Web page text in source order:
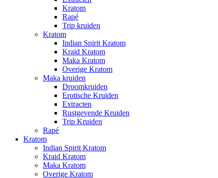
Kratom
Rapé
Trip kruiden
Kratom
Indian Spirit Kratom
Kraid Kratom
Maka Kratom
Overige Kratom
Maka kruiden
Droomkruiden
Erotische Kruiden
Extracten
Rustgevende Kruiden
Trip Kruiden
Rapé
Kratom
Indian Spirit Kratom
Kraid Kratom
Maka Kratom
Overige Kratom